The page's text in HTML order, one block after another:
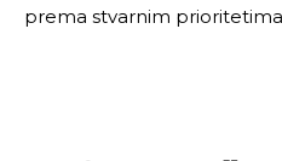
prema stvarnim